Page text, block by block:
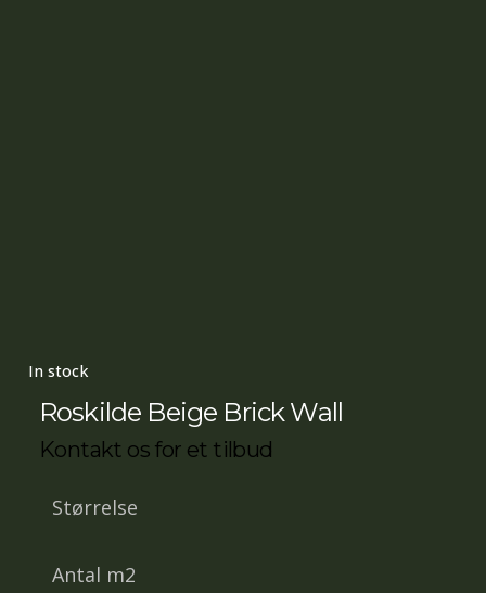
In stock
Roskilde Beige Brick Wall
Kontakt os for et tilbud